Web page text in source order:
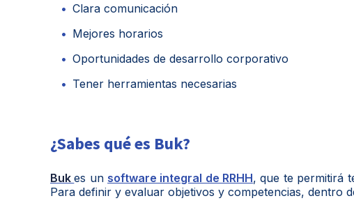
Clara comunicación
Mejores horarios
Oportunidades de desarrollo corporativo
Tener herramientas necesarias
¿Sabes qué es Buk?
Bukes un software integral de RRHH, que te permitirá
Para definir y evaluar objetivos y competencias, dentro